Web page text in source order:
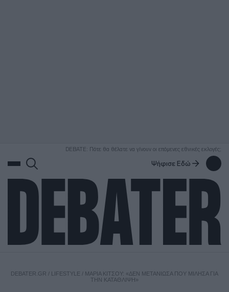
DEBATE: Πότε θα θέλατε να γίνουν οι επόμενες εθνικές εκλογές;
Ψήφισε Εδώ
DEBATER.GR / LIFESTYLE / ΜΑΡΊΑ ΚΊΤΣΟΥ: «ΔΕΝ ΜΕΤΆΝΙΩΣΑ ΠΟΥ ΜΊΛΗΣΑ ΓΙΑ
ΤΗΝ ΚΑΤΆΘΛΙΨΗ»